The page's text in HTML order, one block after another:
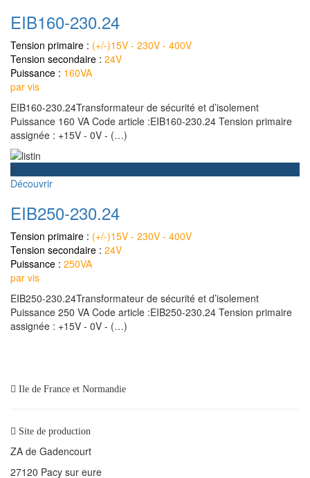
EIB160-230.24
Tension primaire : (+/-)15V - 230V - 400V
Tension secondaire : 24V
Puissance : 160VA
par vis
EIB160-230.24Transformateur de sécurité et d’isolement
Puissance 160 VA Code article :EIB160-230.24 Tension primaire
assignée : +15V - 0V - (…)
Découvrir
EIB250-230.24
Tension primaire : (+/-)15V - 230V - 400V
Tension secondaire : 24V
Puissance : 250VA
par vis
EIB250-230.24Transformateur de sécurité et d’isolement
Puissance 250 VA Code article :EIB250-230.24 Tension primaire
assignée : +15V - 0V - (…)
Ile de France et Normandie
Site de production
ZA de Gadencourt
27120 Pacy sur eure